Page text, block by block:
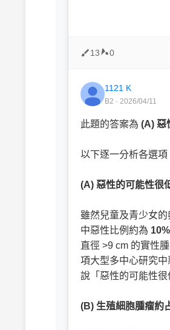
13 0
1121 K
B2 · 2026/04/11
此題的答案為 (A) 惡
以下逐一分析各選項
(A) 惡性的可能性很
雖然兒童及青少女
中惡性比例約為
直徑 >9 cm 的實性
項大型多中心研究中
說「惡性的可能性很
(B) 生殖細胞腫瘤約